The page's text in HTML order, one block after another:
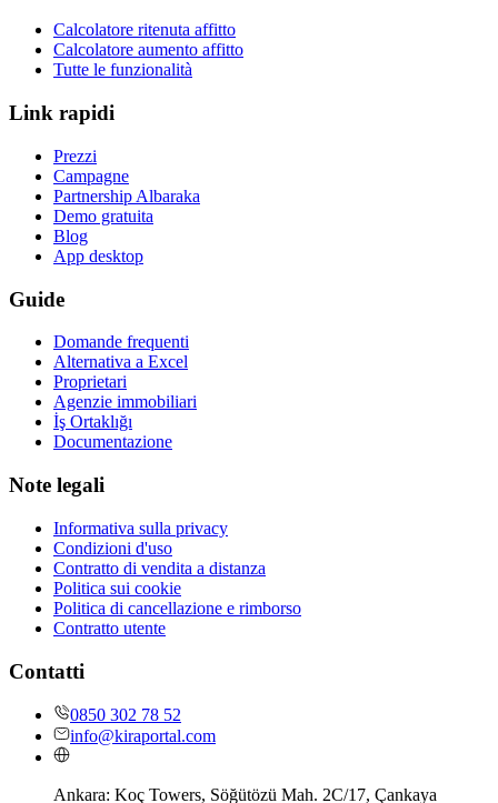
Calcolatore ritenuta affitto
Calcolatore aumento affitto
Tutte le funzionalità
Link rapidi
Prezzi
Campagne
Partnership Albaraka
Demo gratuita
Blog
App desktop
Guide
Domande frequenti
Alternativa a Excel
Proprietari
Agenzie immobiliari
İş Ortaklığı
Documentazione
Note legali
Informativa sulla privacy
Condizioni d'uso
Contratto di vendita a distanza
Politica sui cookie
Politica di cancellazione e rimborso
Contratto utente
Contatti
0850 302 78 52
info@kiraportal.com
Ankara: Koç Towers, Söğütözü Mah. 2C/17, Çankaya